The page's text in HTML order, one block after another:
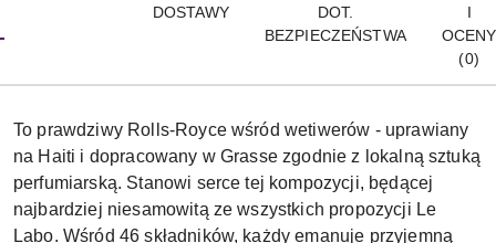
DOSTAWY
DOT.
BEZPIECZEŃSTWA
I
OCENY
(0)
To prawdziwy Rolls-Royce wśród wetiwerów - uprawiany
na Haiti i dopracowany w Grasse zgodnie z lokalną sztuką
perfumiarską. Stanowi serce tej kompozycji, będącej
najbardziej niesamowitą ze wszystkich propozycji Le
Labo. Wśród 46 składników, każdy emanuje przyjemną